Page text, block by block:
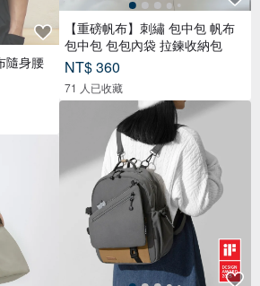
隨身腰
【重磅帆布】刺繡 包中包 帆布
包中包 包包內袋 拉鍊收納包
NT$ 360
71 人已收藏